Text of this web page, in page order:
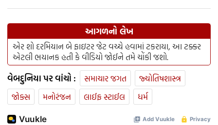
આગળનો લેખ
એર શો દરમિયાન બે ફાઇટર જેટ વચ્ચે હવામાં ટકરાયા, આ ટક્કર
એટલી ભયાનક હતી કે વીડિયો જોઈને તમે ચોંકી જશો.
વેબદુનિયા પર વાંચો : સમાચાર જગત
જ્યોતિષશાસ્ત્ર
જોક્સ
મનોરંજન લાઈફ સ્ટાઈલ ધર્મ